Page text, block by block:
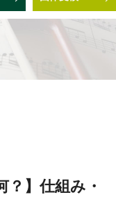
？】仕組み・